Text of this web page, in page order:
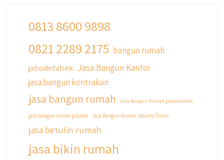
qyusipersada
3 years ago
Siapa yang udah masuk List untuk Bangun
dan Renovasi rumah Di @qyusipersada
Untuk informasi lebih lanjut terkait program
di bio yaa
#jasabangunrumahjakarta
0813 8600 9898
0821 2289 2175 bangun rumah
jabodetabek Jasa Bangun Kantor
jasa bangun kontrakan
jasa bangun rumah Jasa Bangun Rumah jabodetabek
jasa bangun rumah jakarta Jasa Bangun Rumah Jakarta Timur
jasa betulin rumah
jasa bikin rumah